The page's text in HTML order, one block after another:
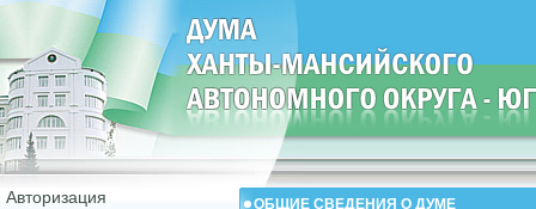
Авторизация ОБЩИЕ СВЕДЕНИЯ О ДУМЕ